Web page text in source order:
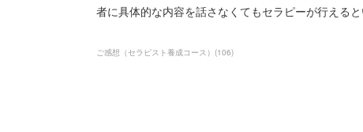
者に具体的な内容を話さなくてもセラピーが行える
ご感想（セラピスト養成コース） (106)